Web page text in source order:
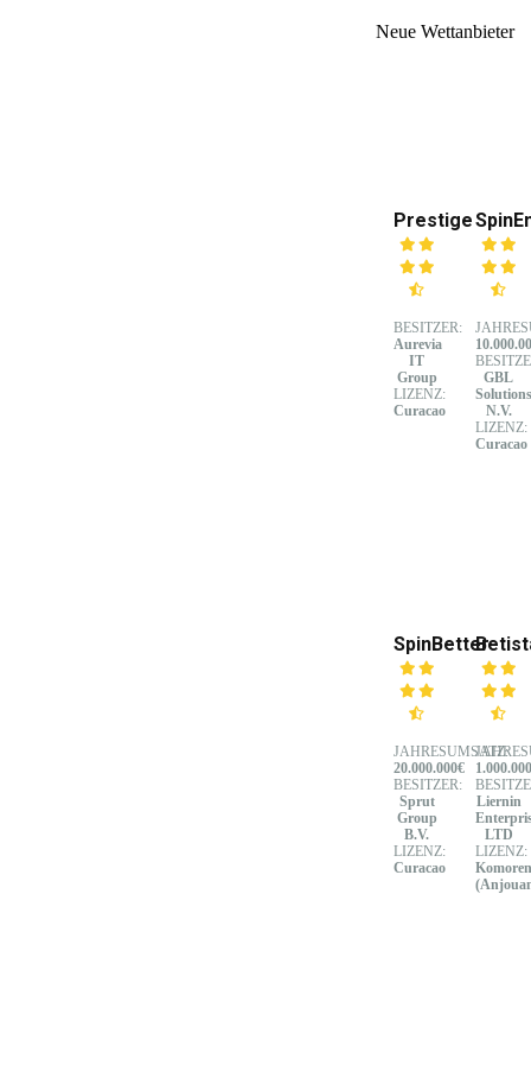
Neue Wettanbieter
Prestige
BESITZER:
Aurevia
IT
Group
LIZENZ:
Curacao
GBL
Solutions
N.V.
LIZENZ:
Curacao
SpinBetter
JAHRESUMSATZ:
20.000.000€
BESITZER:
Sprut
Group
B.V.
LIZENZ:
Curacao
Liernin
LTD
LIZENZ:
Komoren